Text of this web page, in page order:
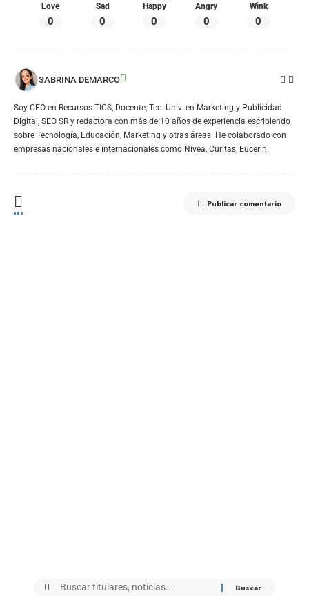
Love
0
Sad
0
Happy
0
Angry
0
Wink
0
SABRINA DEMARCO
Soy CEO en Recursos TICS, Docente, Tec. Univ. en Marketing y Publicidad
Digital, SEO SR y redactora con más de 10 años de experiencia escribiendo
sobre Tecnología, Educación, Marketing y otras áreas. He colaborado con
empresas nacionales e internacionales como Nivea, Curitas, Eucerin.
Publicar comentario